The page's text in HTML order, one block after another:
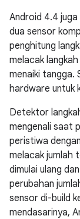
Android 4.4
dua sensor
penghitung
melacak
menaiki tangga.
hardware untuk
Detektor
mengenali saat
peristiwa
melacak jumlah
dimulai ulang
perubahan
sensor di-build
mendasarinya,